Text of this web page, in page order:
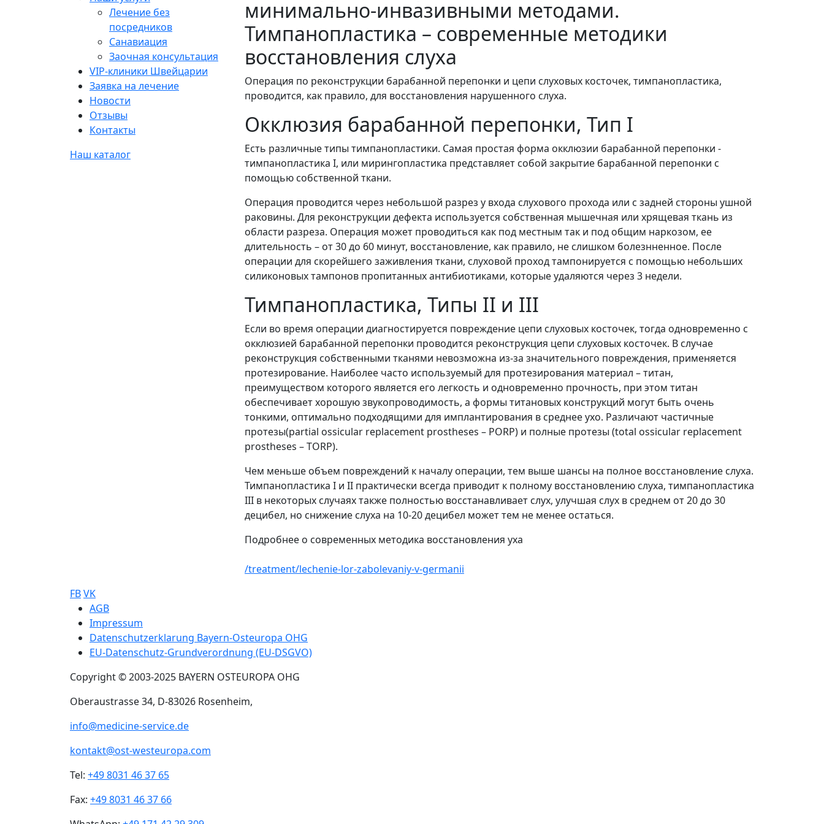
Лечение без
посредников
Санавиация
Заочная консультация
VIP-клиники Швейцарии
Заявка на лечение
Новости
Отзывы
Контакты
Наш каталог
минимально-инвазивными методами.
Тимпанопластика – современные методики
восстановления слуха
Операция по реконструкции барабанной перепонки и цепи слуховых косточек, тимпанопластика,
проводится, как правило, для восстановления нарушенного слуха.
Окклюзия барабанной перепонки, Тип I
Есть различные типы тимпанопластики. Самая простая форма окклюзии барабанной перепонки -
тимпанопластика I, или мирингопластика представляет собой закрытие барабанной перепонки с
помощью собственной ткани.
Операция проводится через небольшой разрез у входа слухового прохода или с задней стороны ушной
раковины. Для реконструкции дефекта используется собственная мышечная или хрящевая ткань из
области разреза. Операция может проводиться как под местным так и под общим наркозом, ее
длительность – от 30 до 60 минут, восстановление, как правило, не слишком болезнненное. После
операции для скорейшего заживления ткани, слуховой проход тампонируется с помощью небольших
силиконовых тампонов пропитанных антибиотиками, которые удаляются через 3 недели.
Тимпанопластика, Типы II и III
Если во время операции диагностируется повреждение цепи слуховых косточек, тогда одновременно с
окклюзией барабанной перепонки проводится реконструкция цепи слуховых косточек. В случае
реконструкция собственными тканями невозможна из-за значительного повреждения, применяется
протезирование. Наиболее часто используемый для протезирования материал – титан,
преимуществом которого является его легкость и одновременно прочность, при этом титан
обеспечивает хорошую звукопроводимость, а формы титановых конструкций могут быть очень
тонкими, оптимально подходящими для имплантирования в среднее ухо. Различают частичные
протезы(partial ossicular replacement prostheses – PORP) и полные протезы (total ossicular replacement
prostheses – TORP).
Чем меньше объем повреждений к началу операции, тем выше шансы на полное восстановление слуха.
Тимпанопластика I и II практически всегда приводит к полному восстановлению слуха, тимпанопластика
III в некоторых случаях также полностью восстанавливает слух, улучшая слух в среднем от 20 до 30
децибел, но снижение слуха на 10-20 децибел может тем не менее остаться.
Подробнее о современных методика восстановления уха
/treatment/lechenie-lor-zabolevaniy-v-germanii
FBVK
Sub footer
AGB
Impressum
Datenschutzerklarung Bayern-Osteuropa OHG
EU-Datenschutz-Grundverordnung (EU-DSGVO)
Copyright © 2003-2025 BAYERN OSTEUROPA OHG
Oberaustrasse 34, D-83026 Rosenheim,
info@medicine-service.de
kontakt@ost-westeuropa.com
Tel: +49 8031 46 37 65
Fax: +49 8031 46 37 66